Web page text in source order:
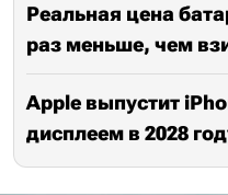
Реальная цена
раз меньше, чем
Apple выпустит
дисплеем в 2028